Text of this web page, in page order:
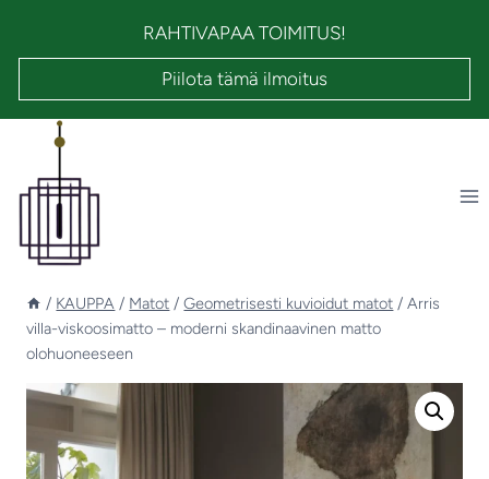
RAHTIVAPAA TOIMITUS!
Piilota tämä ilmoitus
/ KAUPPA / Matot / Geometrisesti kuvioidut matot / Arris
villa-viskoosimatto – moderni skandinaavinen matto
olohuoneeseen